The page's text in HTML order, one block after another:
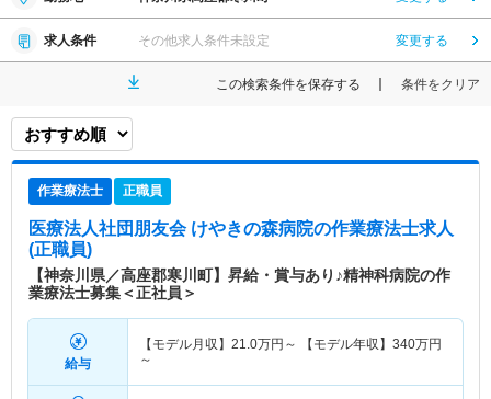
求人条件 その他求人条件未設定 変更する
この検索条件を保存する 条件をクリア
作業療法士 正職員
医療法人社団朋友会 けやきの森病院の作業療法士求人
(正職員)
【神奈川県／高座郡寒川町】昇給・賞与あり♪精神科病院の作
業療法士募集＜正社員＞
給与
【モデル月収】 21.0万円～ 【モデル年収】 340万円
～